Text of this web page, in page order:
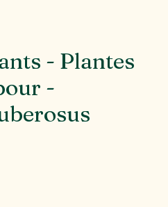
- Plantes
-